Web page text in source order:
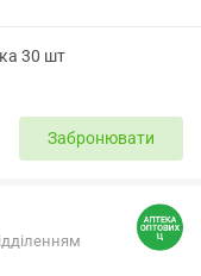
30 шт
Забронювати